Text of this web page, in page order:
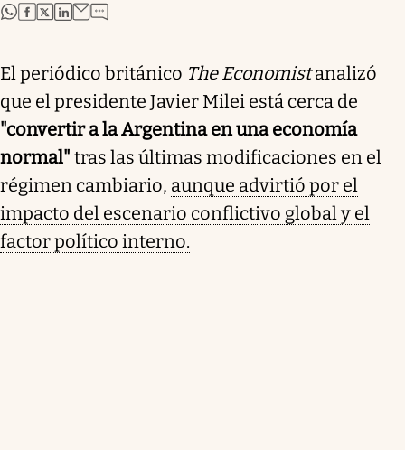
abre en nueva pestaña
abre en nueva pestaña
abre en nueva pestaña
abre en nueva pestaña
El periódico británico The Economistanalizó
que el presidente Javier Milei está cerca de
"convertir a la Argentina en una economía
normal" tras las últimas modificaciones en el
régimen cambiario, aunque advirtió por el
impacto del escenario conflictivo global y el
factor político interno.